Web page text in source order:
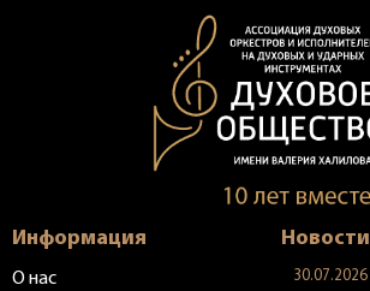
Информация
О нас
Новости
30.07.2026